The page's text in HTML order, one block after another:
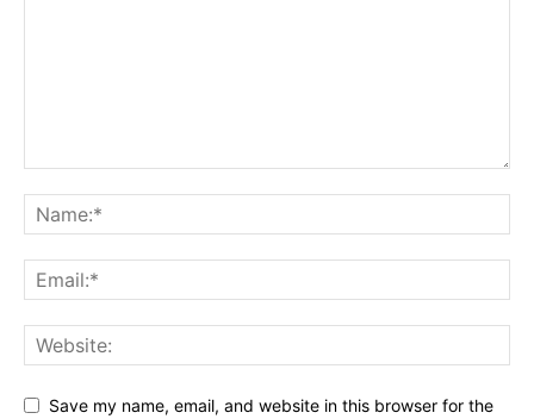
Save my name, email, and website in this browser for the